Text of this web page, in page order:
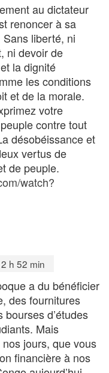
au dictateur
renoncer à sa
liberté, ni
ni devoir de
la dignité
les conditions
et de la morale.
votre
contre tout
désobéissance et
vertus de
de peuple.
watch?
h 52 min
a du bénéficier
des fournitures
d’études
Mais
jours, que vous
financière à nos